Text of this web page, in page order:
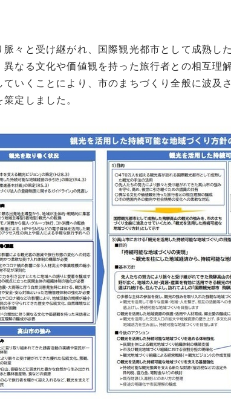
々と受け継がれ、国際観光都市として成熟し
なる文化や価値観を持った旅行者との相互理
いくことにより、市のまちづくり全般に波及
定しました。